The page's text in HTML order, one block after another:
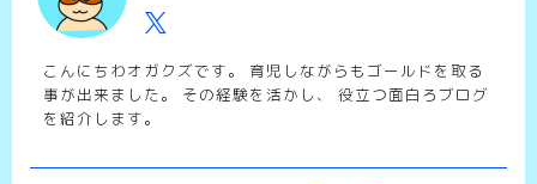
こんにちわオガクズです。 育児しながらもゴールドを取る
事が出来ました。 その経験を活かし、 役立つ面白ろブログ
を紹介します。